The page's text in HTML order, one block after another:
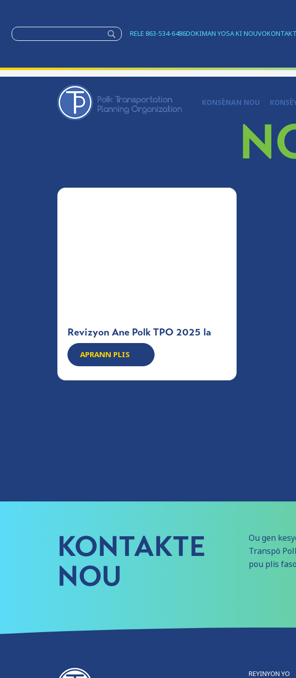
RELE 863-534-6486DOKIMAN YOSA KI NOUVO
KONSÈNAN NOU
Revizyon Ane Polk TPO 2025 la
APRANN PLIS
KONTAKTE
NOU
Ou gen
Transpò
pou plis
REYINYON YO